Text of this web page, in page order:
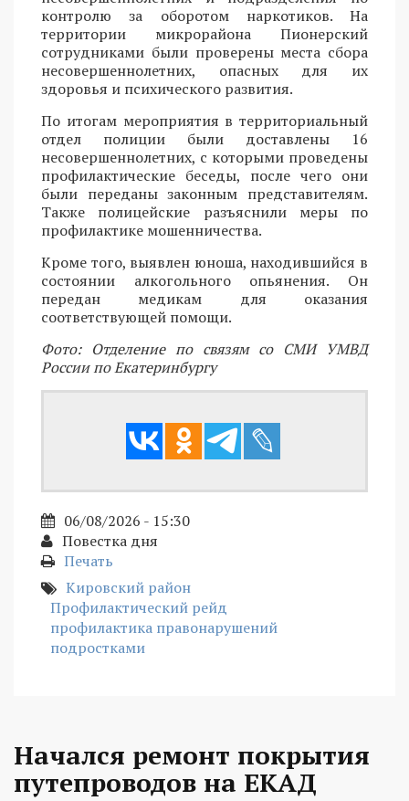
контролю за оборотом наркотиков. На
территории микрорайона Пионерский
сотрудниками были проверены места сбора
несовершеннолетних, опасных для их
здоровья и психического развития.
По итогам мероприятия в территориальный
отдел полиции были доставлены 16
несовершеннолетних, с которыми проведены
профилактические беседы, после чего они
были переданы законным представителям.
Также полицейские разъяснили меры по
профилактике мошенничества.
Кроме того, выявлен юноша, находившийся в
состоянии алкогольного опьянения. Он
передан медикам для оказания
соответствующей помощи.
Фото: Отделение по связям со СМИ УМВД
России по Екатеринбургу
06/08/2026 - 15:30
Повестка дня
Печать
Кировский район
Профилактический рейд
профилактика правонарушений
подростками
Начался ремонт покрытия
путепроводов на ЕКАД